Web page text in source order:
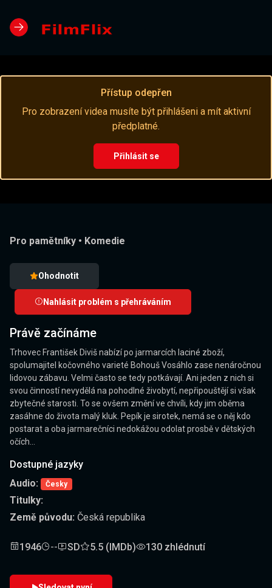
Přístup odepřen
Pro zobrazení videa musíte být přihlášeni a mít aktivní
předplatné.
Přihlásit se
Pro pamětníky • Komedie
Ohodnotit
Nahlásit problém s přehráváním
Právě začínáme
Trhovec František Diviš nabízí po jarmarcích laciné zboží,
spolumajitel kočovného varieté Bohouš Vosáhlo zase nenáročnou
lidovou zábavu. Velmi často se tedy potkávají. Ani jeden z nich si
svou činností nevydělá na pohodlné živobytí, nepřipouštějí si však
zbytečné starosti. To se ovšem změní ve chvíli, kdy jim oběma
zasáhne do života malý kluk. Pepík je sirotek, nemá se o něj kdo
postarat a oba jarmarečníci nedokážou odolat prosbě v dětských
očích...
Dostupné jazyky
Audio:
Česky
Titulky:
Země původu: Česká republika
1946 -- SD 5.5 (IMDb) 130 zhlédnutí